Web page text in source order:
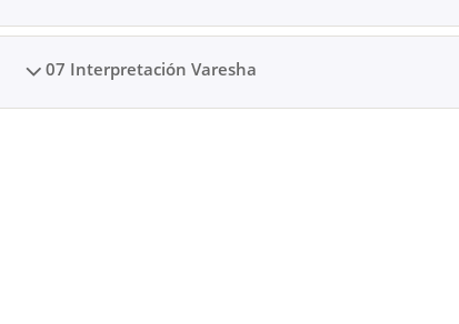
07 Interpretación Varesha